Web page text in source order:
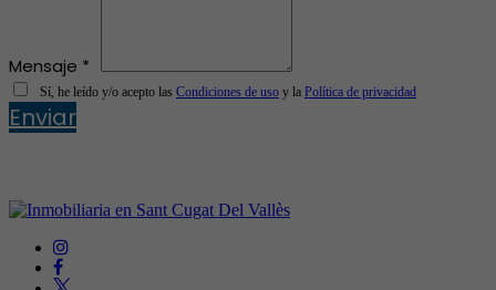
Mensaje *
Sí, he leído y/o acepto las Condiciones de uso y la Política de privacidad
Enviar